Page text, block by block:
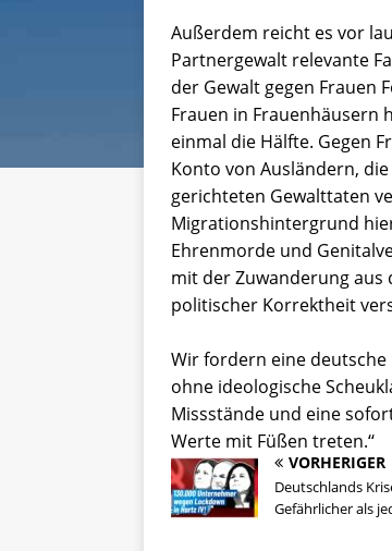
Außerdem reicht es vor
Partnergewalt relevante
der Gewalt gegen Frauen
Frauen in Frauenhäusern
einmal die Hälfte. Gegen
Konto von Ausländern,
gerichteten Gewalttaten
Migrationshintergrund
Ehrenmorde und
mit der Zuwanderung aus
politischer Korrektheit
Wir fordern eine deutsche
ohne ideologische
Missstände und eine
Werte mit Füßen treten.‘‘
VORHERIGER
Deutschlands
Gefährlicher als